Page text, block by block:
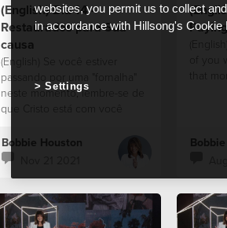
(English) Dia 14 -
Restaurados para Sua
causa
(English) Se você estiver
passando por uma "fornalha"
neste momento, lembre-se de
que Cristo está com você
Bobbie Houston
websites, you permit us to collect
in accordance with Hillsong's Cookie
Settings